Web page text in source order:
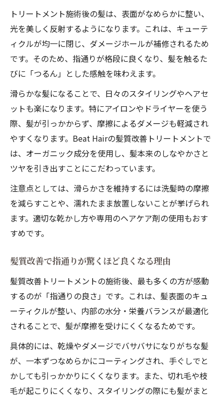
トリートメント施術後の髪は、表面がなめらかに整い、
光を美しく反射するようになります。これは、キューテ
ィクルが均一に閉じ、ダメージホールが補修されるため
です。そのため、指通りが格段に良くなり、髪を触るた
びに「つるん」とした感触を味わえます。
滑らかな髪になることで、日々のスタイリングやヘアセ
ットも楽になります。特にアイロンやドライヤーを使う
際、髪が引っかからず、摩擦によるダメージも軽減され
やすくなります。Beat Hairの髪質改善トリートメントで
は、オーガニック成分を使用し、髪本来のしなやかさと
ツヤを引き出すことにこだわっています。
注意点としては、滑らかさを維持するには洗髪時の摩擦
を減らすことや、濡れたまま放置しないことが挙げられ
ます。適切な乾かし方や専用のヘアケア剤の使用もおす
すめです。
髪質改善で指通りが驚くほど良くなる理由
髪質改善トリートメントの施術後、最も多くの方が感動
するのが「指通りの良さ」です。これは、髪表面のキュ
ーティクルが整い、内部の水分・栄養バランスが最適化
されることで、髪が摩擦を受けにくくなるためです。
具体的には、乾燥やダメージでバサバサになりがちな髪
が、一本ずつなめらかにコーティングされ、手ぐしでと
かしても引っかかりにくくなります。また、切れ毛や枝
毛が起こりにくくなり、スタイリングの際にも髪がまと